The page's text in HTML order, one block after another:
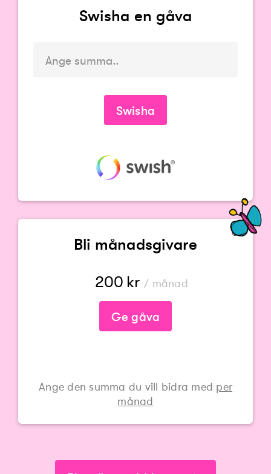
Swisha en gåva
Swisha
Bli månadsgivare
200 kr / månad
Ge gåva
Ange den summa du vill bidra med per
månad